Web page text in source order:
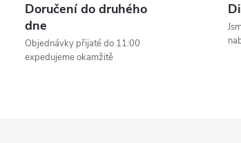
Doručení do druhého
dne
Objednávky přijaté do 11:00
expedujeme okamžitě